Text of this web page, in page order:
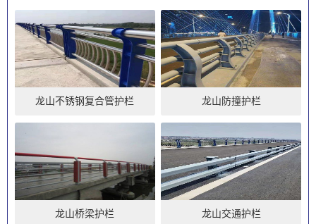
龙山不锈钢复合管护栏 龙山防撞护栏
龙山桥梁护栏 龙山交通护栏